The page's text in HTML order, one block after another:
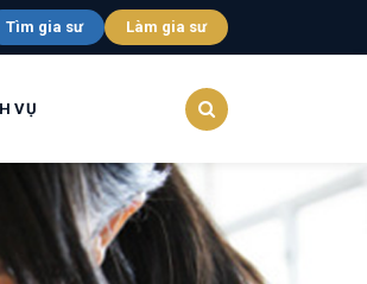
Tìm gia sư Làm gia sư
VỤ